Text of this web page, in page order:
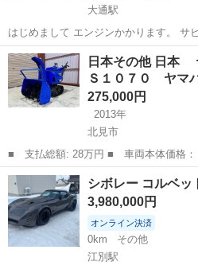
大通駅
はじめまして エンジンかかります。 サビはないです。 質問あれば連
絡ください。 何も問題ない。 クレ—ムなし リターンなし よろしくお
願いします🙇
北海道 札幌市 大通駅 その他
日本その他 日本
Ｓ１０７０ ヤマ
275,000円
2013年
北見市
■ 支払総額: 28万円 ■ 車両本体価格： 275,000 円 ■ メーカー
名： 日本その他 ■ 車種名： 日
ＹＡＭＡＨＡ ＹＳ１０７０ ヤマハ
７２Ｃｍ 燃料タ...
北海道 北見市 その他
シボレー コルベッ
3,980,000円
オンライン決済
0km
その他
江別駅